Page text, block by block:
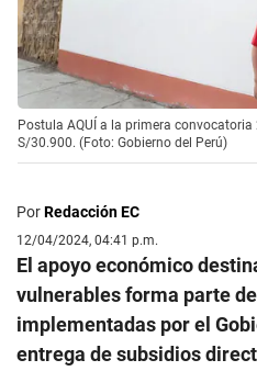
Postula AQUÍ a la primera
S/30.900. (Foto: Gobierno del Perú)
PorRedacción EC
12/04/2024, 04:41 p.m.
El apoyo económico
vulnerables forma parte
implementadas por el
entrega de subsidios